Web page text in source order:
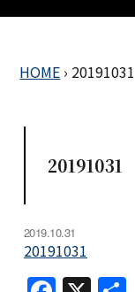
HOME › 20191031
20191031
2019.10.31
20191031